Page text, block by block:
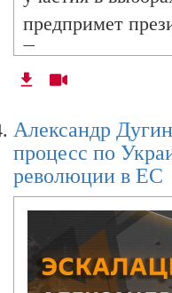
Александр Дугин.
в Иране и
Александр Дугин.
Александр Дугин.
США и Ирана,
победа Мадьяра в
предпримет
Трамп для
конфликта? Что
ищем в
Александра
Александр
процесс по
революции в ЕС